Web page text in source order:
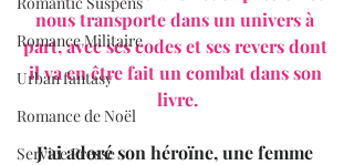
Romance Militaire
Urban fantasy
Romance de Noël
Service Presse
nous transporte dans un univers à
part, avec ses codes et ses revers dont
il va en être fait un combat dans son
livre.
J’ai adoré son héroïne, une femme